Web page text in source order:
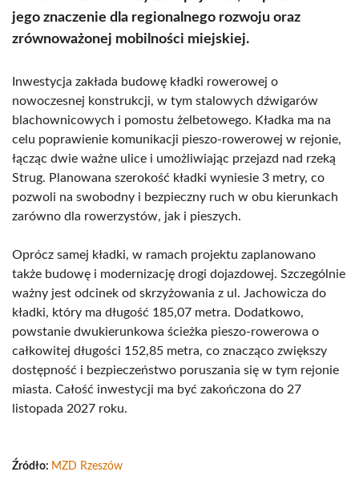
jego znaczenie dla regionalnego rozwoju oraz
zrównoważonej mobilności miejskiej.
Inwestycja zakłada budowę kładki rowerowej o
nowoczesnej konstrukcji, w tym stalowych dźwigarów
blachownicowych i pomostu żelbetowego. Kładka ma na
celu poprawienie komunikacji pieszo-rowerowej w rejonie,
łącząc dwie ważne ulice i umożliwiając przejazd nad rzeką
Strug. Planowana szerokość kładki wyniesie 3 metry, co
pozwoli na swobodny i bezpieczny ruch w obu kierunkach
zarówno dla rowerzystów, jak i pieszych.
Oprócz samej kładki, w ramach projektu zaplanowano
także budowę i modernizację drogi dojazdowej. Szczególnie
ważny jest odcinek od skrzyżowania z ul. Jachowicza do
kładki, który ma długość 185,07 metra. Dodatkowo,
powstanie dwukierunkowa ścieżka pieszo-rowerowa o
całkowitej długości 152,85 metra, co znacząco zwiększy
dostępność i bezpieczeństwo poruszania się w tym rejonie
miasta. Całość inwestycji ma być zakończona do 27
listopada 2027 roku.
Źródło: MZD Rzeszów